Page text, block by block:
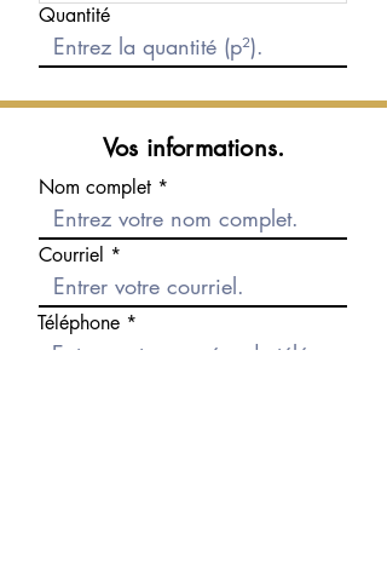
Quantité
Vos informations.
Nom complet
Courriel
Téléphone